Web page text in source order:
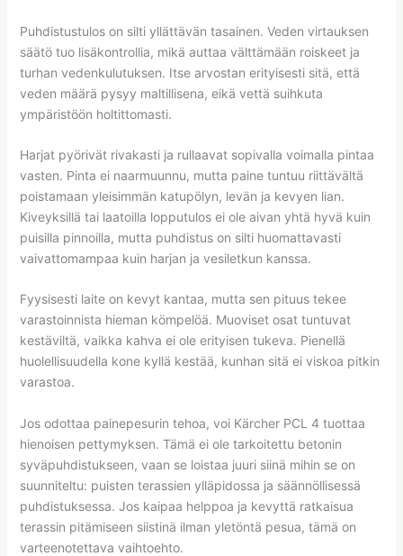
Puhdistustulos on silti yllättävän tasainen. Veden virtauksen
säätö tuo lisäkontrollia, mikä auttaa välttämään roiskeet ja
turhan vedenkulutuksen. Itse arvostan erityisesti sitä, että
veden määrä pysyy maltillisena, eikä vettä suihkuta
ympäristöön holtittomasti.
Harjat pyörivät rivakasti ja rullaavat sopivalla voimalla pintaa
vasten. Pinta ei naarmuunnu, mutta paine tuntuu riittävältä
poistamaan yleisimmän katupölyn, levän ja kevyen lian.
Kiveyksillä tai laatoilla lopputulos ei ole aivan yhtä hyvä kuin
puisilla pinnoilla, mutta puhdistus on silti huomattavasti
vaivattomampaa kuin harjan ja vesiletkun kanssa.
Fyysisesti laite on kevyt kantaa, mutta sen pituus tekee
varastoinnista hieman kömpelöä. Muoviset osat tuntuvat
kestäviltä, vaikka kahva ei ole erityisen tukeva. Pienellä
huolellisuudella kone kyllä kestää, kunhan sitä ei viskoa pitkin
varastoa.
Jos odottaa painepesurin tehoa, voi Kärcher PCL 4 tuottaa
hienoisen pettymyksen. Tämä ei ole tarkoitettu betonin
syväpuhdistukseen, vaan se loistaa juuri siinä mihin se on
suunniteltu: puisten terassien ylläpidossa ja säännöllisessä
puhdistuksessa. Jos kaipaa helppoa ja kevyttä ratkaisua
terassin pitämiseen siistinä ilman yletöntä pesua, tämä on
varteenotettava vaihtoehto.